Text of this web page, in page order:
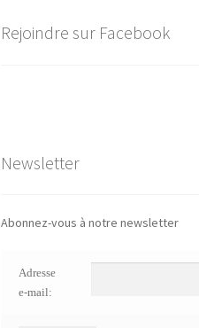
Rejoindre sur Facebook
Newsletter
Abonnez-vous à notre newsletter
Adresse
e-mail: